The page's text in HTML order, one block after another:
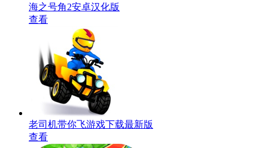
海之号角2安卓汉化版
查看
老司机带你飞游戏下载最新版
查看